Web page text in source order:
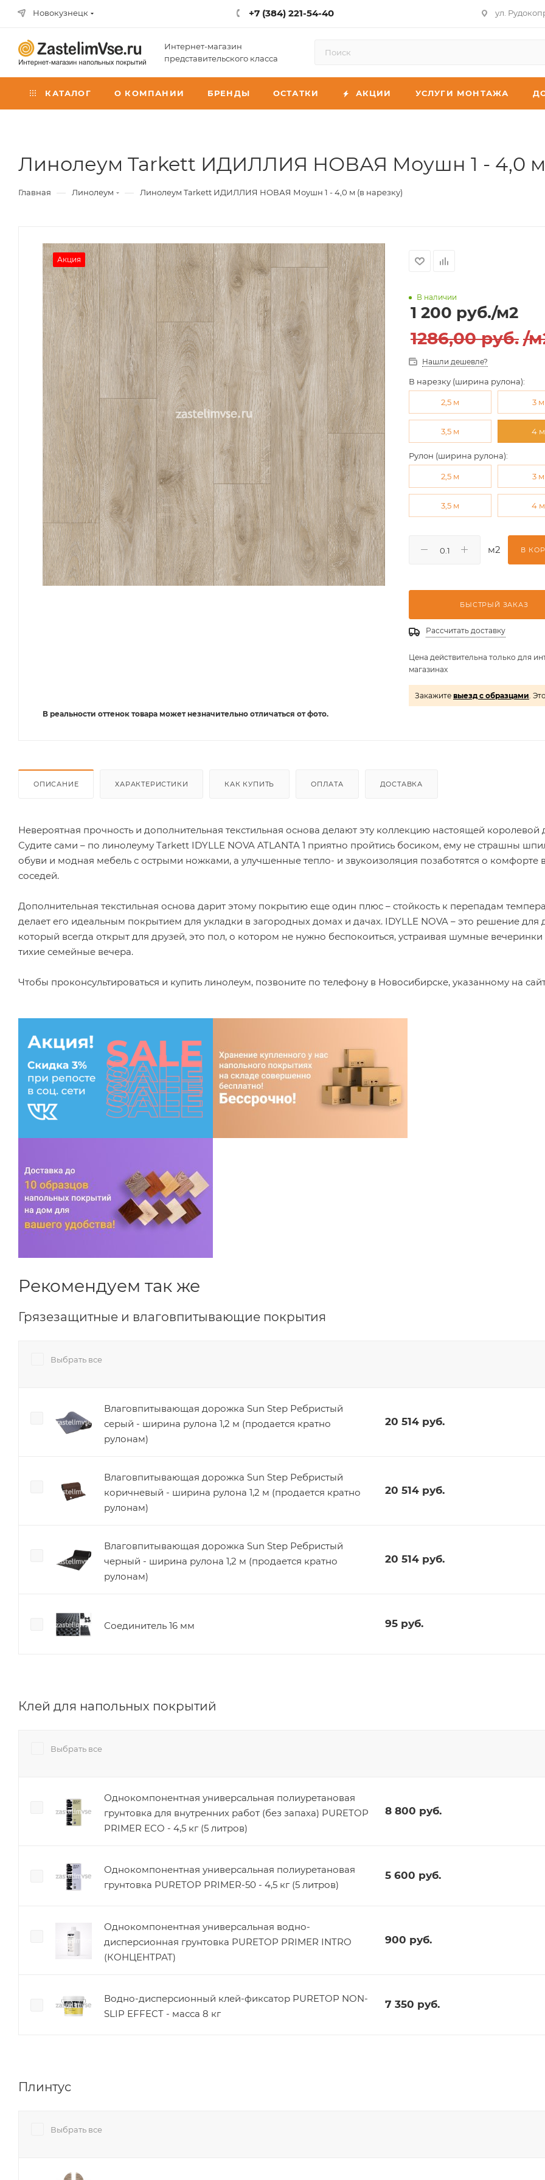
Новокузнецк +7 (384) 221-54-40 ул.
Интернет-магазин
представительского класса
КАТАЛОГ О КОМПАНИИ БРЕНДЫ ОСТАТКИ АКЦИИ УСЛУГИ МОНТАЖА
Линолеум Tarkett ИДИЛЛИЯ НОВАЯ Моушн 1 - 4,0 м
Главная — Линолеум — Линолеум Tarkett ИДИЛЛИЯ НОВАЯ Моушн 1 - 4,0 м (в нарезку)
Акция
В наличии
1 200 руб./м2
1286,00 руб. /
Нашли дешевле?
В нарезку (ширина рулона):
2,5 м 3 м
3,5 м 4 м
Рулон (ширина рулона):
2,5 м 3 м
3,5 м 4 м
м2 В
БЫСТРЫЙ ЗАКАЗ
Рассчитать доставку
Цена действительна только для
магазинах
Закажите выезд с образцами .
В реальности оттенок товара может незначительно отличаться от фото.
ОПИСАНИЕ ХАРАКТЕРИСТИКИ КАК КУПИТЬ ОПЛАТА ДОСТАВКА
Невероятная прочность и дополнительная текстильная основа делают эту коллекцию настоящей королевой
Судите сами – по линолеуму Tarkett IDYLLE NOVA ATLANTA 1 приятно пройтись босиком, ему не страшны
обуви и модная мебель с острыми ножками, а улучшенные тепло- и звукоизоляция позаботятся о комфорте
соседей.
Дополнительная текстильная основа дарит этому покрытию еще один плюс – стойкость к перепадам
делает его идеальным покрытием для укладки в загородных домах и дачах. IDYLLE NOVA – это решение для
который всегда открыт для друзей, это пол, о котором не нужно беспокоиться, устраивая шумные вечеринки
тихие семейные вечера.
Чтобы проконсультироваться и купить линолеум, позвоните по телефону в Новосибирске, указанному на
Рекомендуем так же
Грязезащитные и влаговпитывающие покрытия
Выбрать все
Влаговпитывающая дорожка Sun Step Ребристый
серый - ширина рулона 1,2 м (продается кратно
рулонам)
20 514руб.
Влаговпитывающая дорожка Sun Step Ребристый
коричневый - ширина рулона 1,2 м (продается кратно
рулонам)
20 514руб.
Влаговпитывающая дорожка Sun Step Ребристый
черный - ширина рулона 1,2 м (продается кратно
рулонам)
20 514руб.
Соединитель 16 мм 95руб.
Клей для напольных покрытий
Выбрать все
Однокомпонентная универсальная полиуретановая
грунтовка для внутренних работ (без запаха) PURETOP
PRIMER ECO - 4,5 кг (5 литров)
8 800 руб.
Однокомпонентная универсальная полиуретановая
грунтовка PURETOP PRIMER-50 - 4,5 кг (5 литров)
5 600 руб.
Однокомпонентная универсальная водно-
дисперсионная грунтовка PURETOP PRIMER INTRO
(КОНЦЕНТРАТ)
900 руб.
Водно-дисперсионный клей-фиксатор PURETOP NON-
SLIP EFFECT - масса 8 кг
7 350 руб.
Плинтус
Выбрать все